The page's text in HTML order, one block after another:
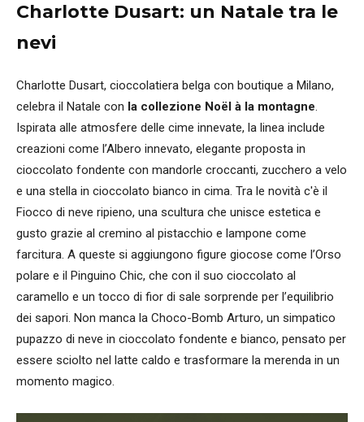
Charlotte Dusart: un Natale tra le
nevi
Charlotte Dusart, cioccolatiera belga con boutique a Milano,
celebra il Natale con la collezione Noël à la montagne.
Ispirata alle atmosfere delle cime innevate, la linea include
creazioni come l’Albero innevato, elegante proposta in
cioccolato fondente con mandorle croccanti, zucchero a velo
e una stella in cioccolato bianco in cima. Tra le novità c'è il
Fiocco di neve ripieno, una scultura che unisce estetica e
gusto grazie al cremino al pistacchio e lampone come
farcitura. A queste si aggiungono figure giocose come l’Orso
polare e il Pinguino Chic, che con il suo cioccolato al
caramello e un tocco di fior di sale sorprende per l’equilibrio
dei sapori. Non manca la Choco-Bomb Arturo, un simpatico
pupazzo di neve in cioccolato fondente e bianco, pensato per
essere sciolto nel latte caldo e trasformare la merenda in un
momento magico.